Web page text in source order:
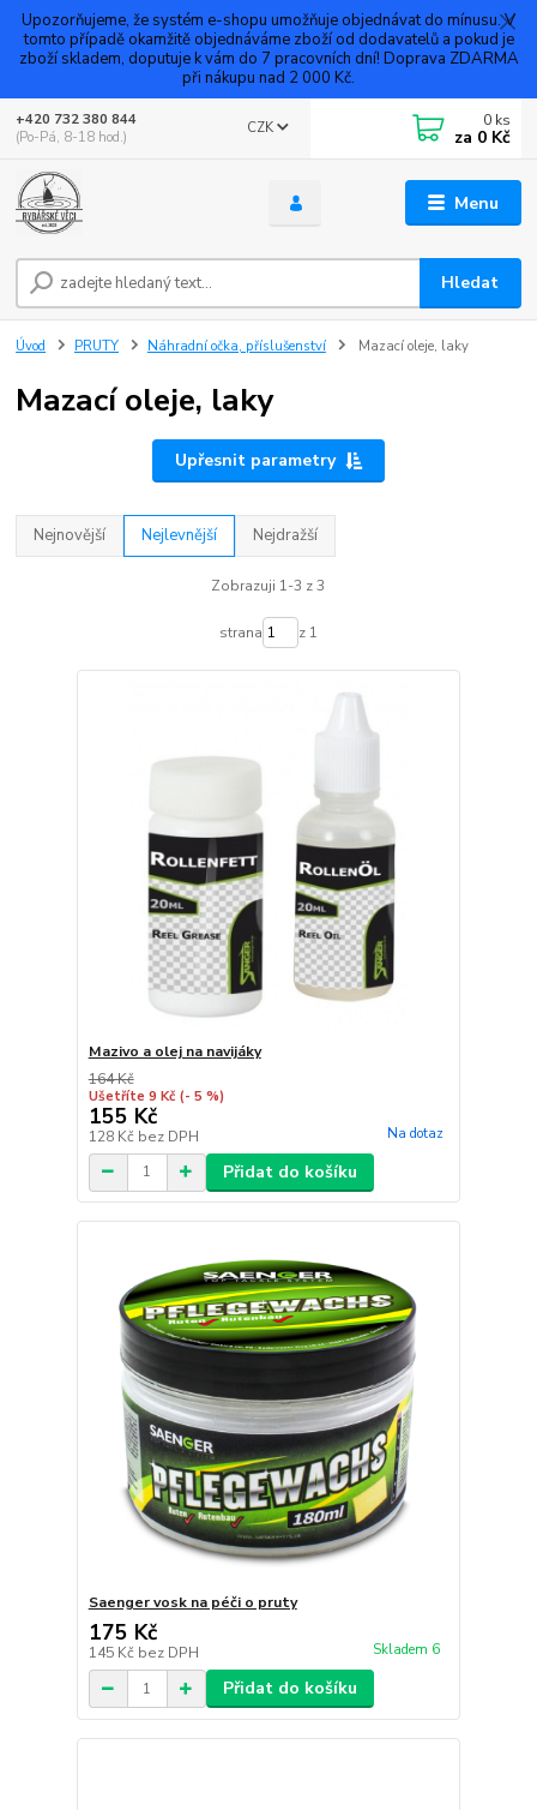
Upozorňujeme, že systém e-shopu umožňuje objednávat do mínusu. V
tomto případě okamžitě objednáváme zboží od dodavatelů a pokud je
zboží skladem, doputuje k vám do 7 pracovních dní! Doprava ZDARMA
při nákupu nad 2 000 Kč.
Menu
CZK
Hledat
+420 732 380 844
(Po-Pá, 8-18 hod.)
0 ks
za 0 Kč
Úvod PRUTY Náhradní očka, příslušenství Mazací oleje, laky
Mazací oleje, laky
Upřesnit parametry
Nejnovější Nejlevnější Nejdražší
Zobrazuji 1-3 z 3
strana z 1
Mazivo a olej na navijáky
164 Kč
Ušetříte 9 Kč (- 5 %)
155 Kč
128 Kč bez DPH Na dotaz
Přidat do košíku
Saenger vosk na péči o pruty
175 Kč
145 Kč bez DPH Skladem 6
Přidat do košíku